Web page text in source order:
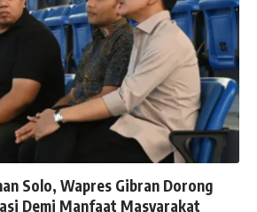
Solo, Wapres Gibran Dorong
Demi Manfaat Masyarakat